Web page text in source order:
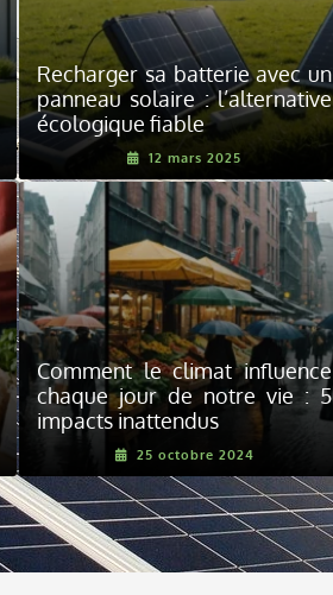
Recharger sa batterie avec un
panneau solaire : l’alternative
écologique fiable
12 mars 2025
Comment le climat influence
chaque jour de notre vie : 5
impacts inattendus
25 octobre 2024